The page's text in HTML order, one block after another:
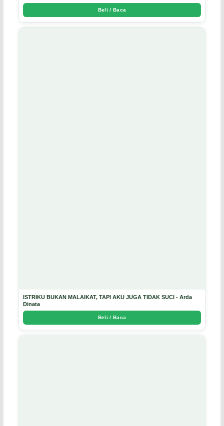
Beli / Baca
ISTRIKU BUKAN MALAIKAT, TAPI AKU JUGA TIDAK SUCI - Arda
Dinata
Beli / Baca